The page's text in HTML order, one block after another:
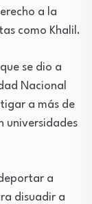
a la
como Khalil.
se dio a
Nacional
a más de
universidades
a
disuadir a